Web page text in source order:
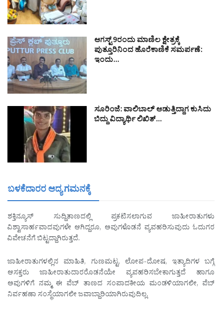
ಆಗಸ್ಟ್ 9ರಂದು ಮಾಣಿಲ ಕ್ಷೇತ್ರಕ್ಕೆ
ಪುತ್ತೂರಿನಿಂದ ಹೊರೆಕಾಣಿಕೆ ಸಮರ್ಪಣೆ:
ಇಂದು…
ಸೂರಿಂಜೆ: ವಾಲಿಬಾಲ್ ಆಡುತ್ತಿದ್ದಾಗ ಕುಸಿದು
ಬಿದ್ದು ವಿದ್ಯಾರ್ಥಿ ಲಿಖಿತ್…
ಬಳಕೆದಾರರ ಆದ್ಯ ಗಮನಕ್ಕೆ
ಶಕ್ತಿನ್ಯೂಸ್ ಸುದ್ದಿತಾಣದಲ್ಲಿ ಪ್ರಕಟಿಸಲಾಗುವ ಜಾಹೀರಾತುಗಳು
ವಿಶ್ವಾಸಾರ್ಹವಾದವುಗಳೇ ಆಗಿದ್ದರೂ, ಅವುಗಳೊಡನೆ ವ್ಯವಹರಿಸುವುದು ಓದುಗರ
ವಿವೇಚನೆಗೆ ಬಿಟ್ಟದ್ದಾಗಿರುತ್ತದೆ.
ಜಾಹೀರಾತುಗಳಲ್ಲಿನ ಮಾಹಿತಿ, ಗುಣಮಟ್ಟ, ಲೋಪ-ದೋಷ, ಇತ್ಯಾದಿಗಳ ಬಗ್ಗೆ
ಆಸಕ್ತರು ಜಾಹೀರಾತುದಾರರೊಡನೆಯೇ ವ್ಯವಹರಿಸಬೇಕಾಗುತ್ತದೆ ಹಾಗೂ
ಅವುಗಳಿಗೆ ನಮ್ಮ ಈ ವೆಬ್ ತಾಣದ ಸಂಪಾದಕೀಯ ಮಂಡಳಿಯಾಗಲೀ, ವೆಬ್
ನಿರ್ವಹಣಾ ಸಂಸ್ಥೆಯಾಗಲೀ ಜವಾಬ್ದಾರಿಯಾಗಿರುವುದಿಲ್ಲ.